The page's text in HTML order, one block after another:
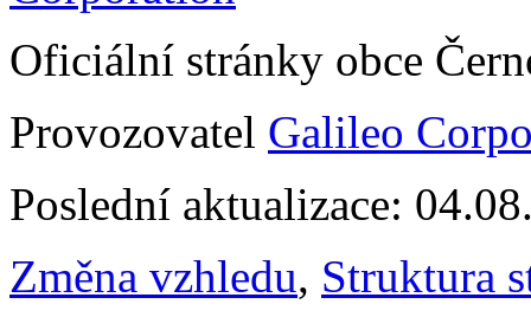
Oficiální stránky obce
Provozovatel Galileo
Poslední aktualizace:
Změna vzhledu, Struktura